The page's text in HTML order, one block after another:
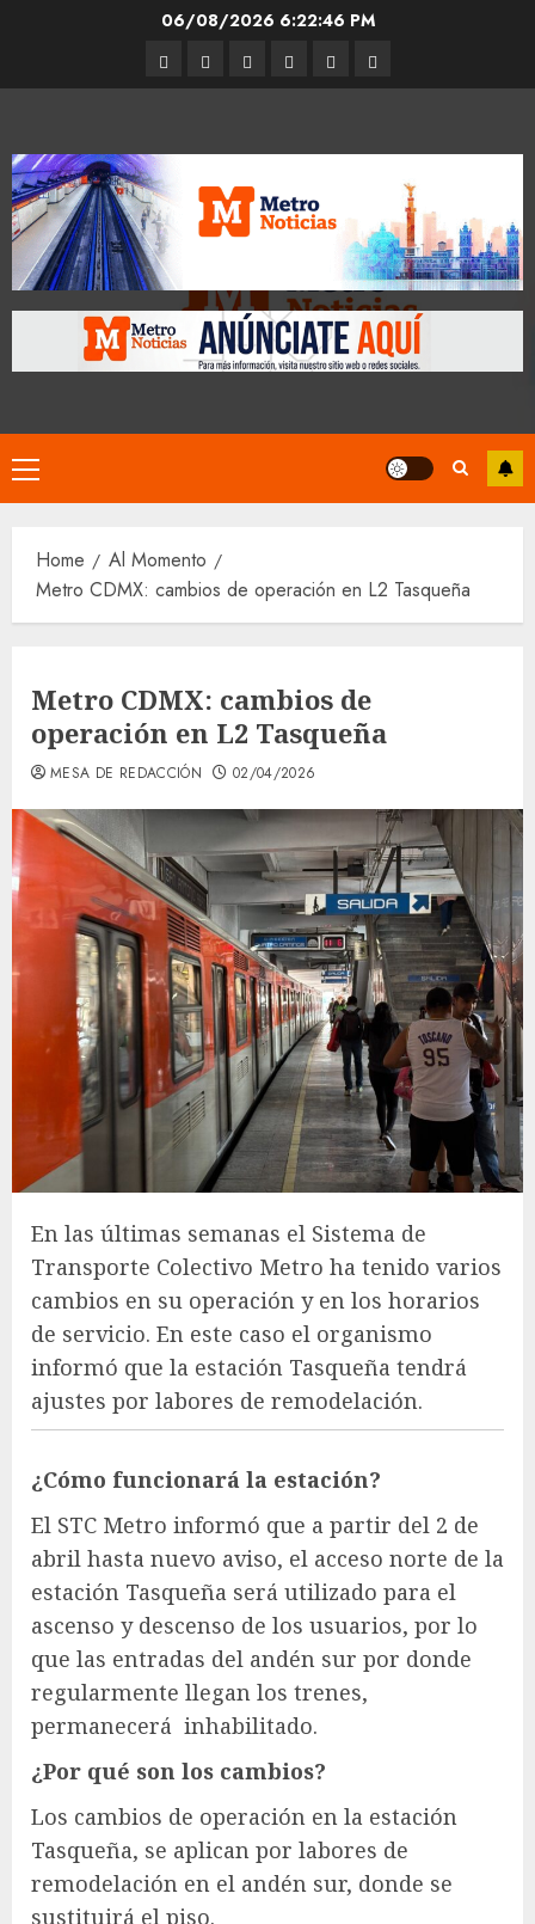
06/08/2026 6:22:47 PM
Entrevistas
Espectáculos
Movilidad
Metro
CDMX
CulturaOpinión
Primary
Menu
Home
Al Momento
Metro CDMX: cambios de operación en L2 Tasqueña
Metro CDMX: cambios de
operación en L2 Tasqueña
MESA DE REDACCIÓN 02/04/2026
En las últimas semanas el Sistema de
Transporte Colectivo Metro ha tenido varios
cambios en su operación y en los horarios
de servicio. En este caso el organismo
informó que la estación Tasqueña tendrá
ajustes por labores de remodelación.
¿Cómo funcionará la estación?
El STC Metro informó que a partir del 2 de
abril hasta nuevo aviso, el acceso norte de la
estación Tasqueña será utilizado para el
ascenso y descenso de los usuarios, por lo
que las entradas del andén sur por donde
regularmente llegan los trenes,
permanecerá inhabilitado.
¿Por qué son los cambios?
Los cambios de operación en la estación
Tasqueña, se aplican por labores de
remodelación en el andén sur, donde se
sustituirá el piso.